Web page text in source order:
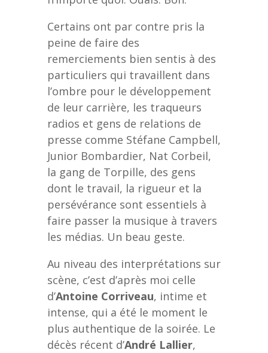
Certains ont par contre pris la
peine de faire des
remerciements bien sentis à des
particuliers qui travaillent dans
l’ombre pour le développement
de leur carrière, les traqueurs
radios et gens de relations de
presse comme Stéfane Campbell,
Junior Bombardier, Nat Corbeil,
la gang de Torpille, des gens
dont le travail, la rigueur et la
persévérance sont essentiels à
faire passer la musique à travers
les médias. Un beau geste.
Au niveau des interprétations sur
scène, c’est d’après moi celle
d’Antoine Corriveau, intime et
intense, qui a été le moment le
plus authentique de la soirée. Le
décès récent d’André Lallier,